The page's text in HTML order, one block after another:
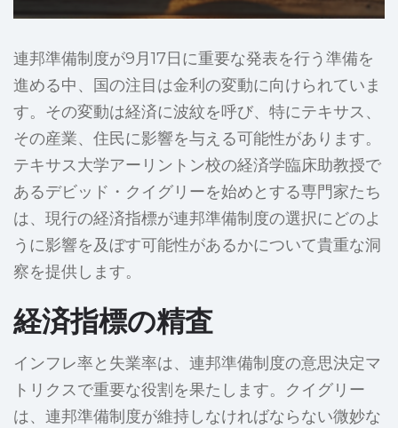
連邦準備制度が9月17日に重要な発表を行う準備を
進める中、国の注目は金利の変動に向けられていま
す。その変動は経済に波紋を呼び、特にテキサス、
その産業、住民に影響を与える可能性があります。
テキサス大学アーリントン校の経済学臨床助教授で
あるデビッド・クイグリーを始めとする専門家たち
は、現行の経済指標が連邦準備制度の選択にどのよ
うに影響を及ぼす可能性があるかについて貴重な洞
察を提供します。
経済指標の精査
インフレ率と失業率は、連邦準備制度の意思決定マ
トリクスで重要な役割を果たします。クイグリー
は、連邦準備制度が維持しなければならない微妙な